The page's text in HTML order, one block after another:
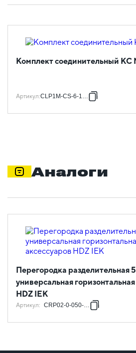
Комплект соединительный КС
Артикул:CLP1M-CS-6-10-1
Аналоги
Перегородка разделительная
универсальная
HDZ IEK
Артикул: CRP02-0-050-HDZ